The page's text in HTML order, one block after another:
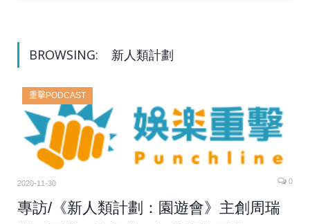
BROWSING: 新人類計劃
重擊PODCAST
2020-11-30 0
專訪/《新人類計劃：園遊會》主創周瑞